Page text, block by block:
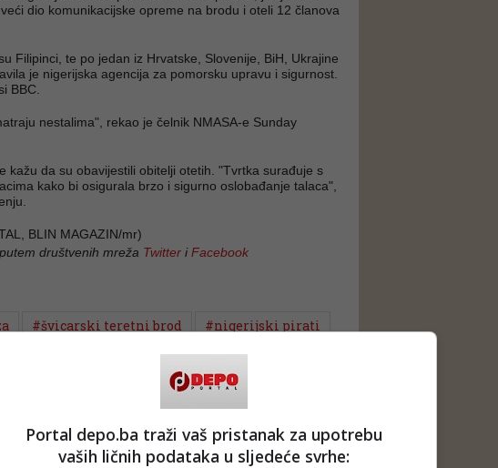
dio komunikacijske opreme na brodu i oteli 12 članova
Filipinci, te po jedan iz Hrvatske, Slovenije, BiH, Ukrajine
je nigerijska agencija za pomorsku upravu i sigurnost.
BBC.
nestalima", rekao je čelnik NMASA-e Sunday
kažu da su obavijestili obitelji otetih. "Tvrtka surađuje s
kako bi osigurala brzo i sigurno oslobađanje talaca",
BLIN MAGAZIN/mr)
društvenih mreža Twitter iFacebook
#švicarski teretni brod
#nigerijski pirati
Portal depo.ba traži vaš pristanak za upotrebu
vaših ličnih podataka u sljedeće svrhe: